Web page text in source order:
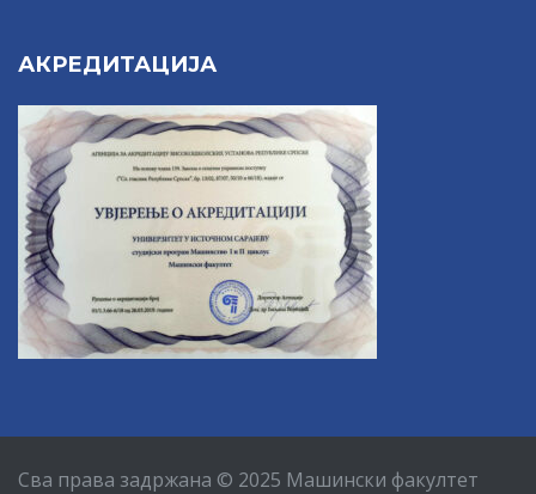
АКРЕДИТАЦИЈА
Сва права задржана © 2025 Машински факултет